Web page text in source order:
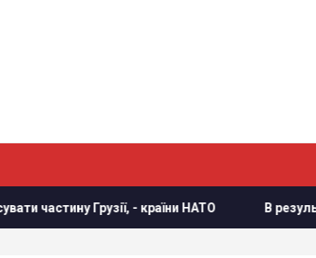
Грузії, - країни НАТО В результаті